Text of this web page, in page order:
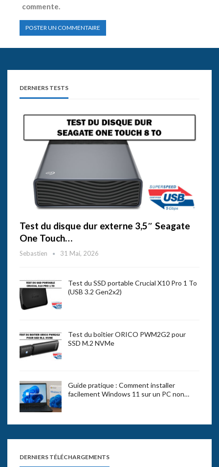
commente.
DERNIERS TESTS
Test du disque dur externe 3,5″ Seagate
One Touch…
Sebastien 31 Mai, 2026
Test du SSD portable Crucial X10 Pro 1 To
(USB 3.2 Gen2x2)
Test du boîtier ORICO PWM2G2 pour
SSD M.2 NVMe
Guide pratique : Comment installer
facilement Windows 11 sur un PC non…
DERNIERS TÉLÉCHARGEMENTS